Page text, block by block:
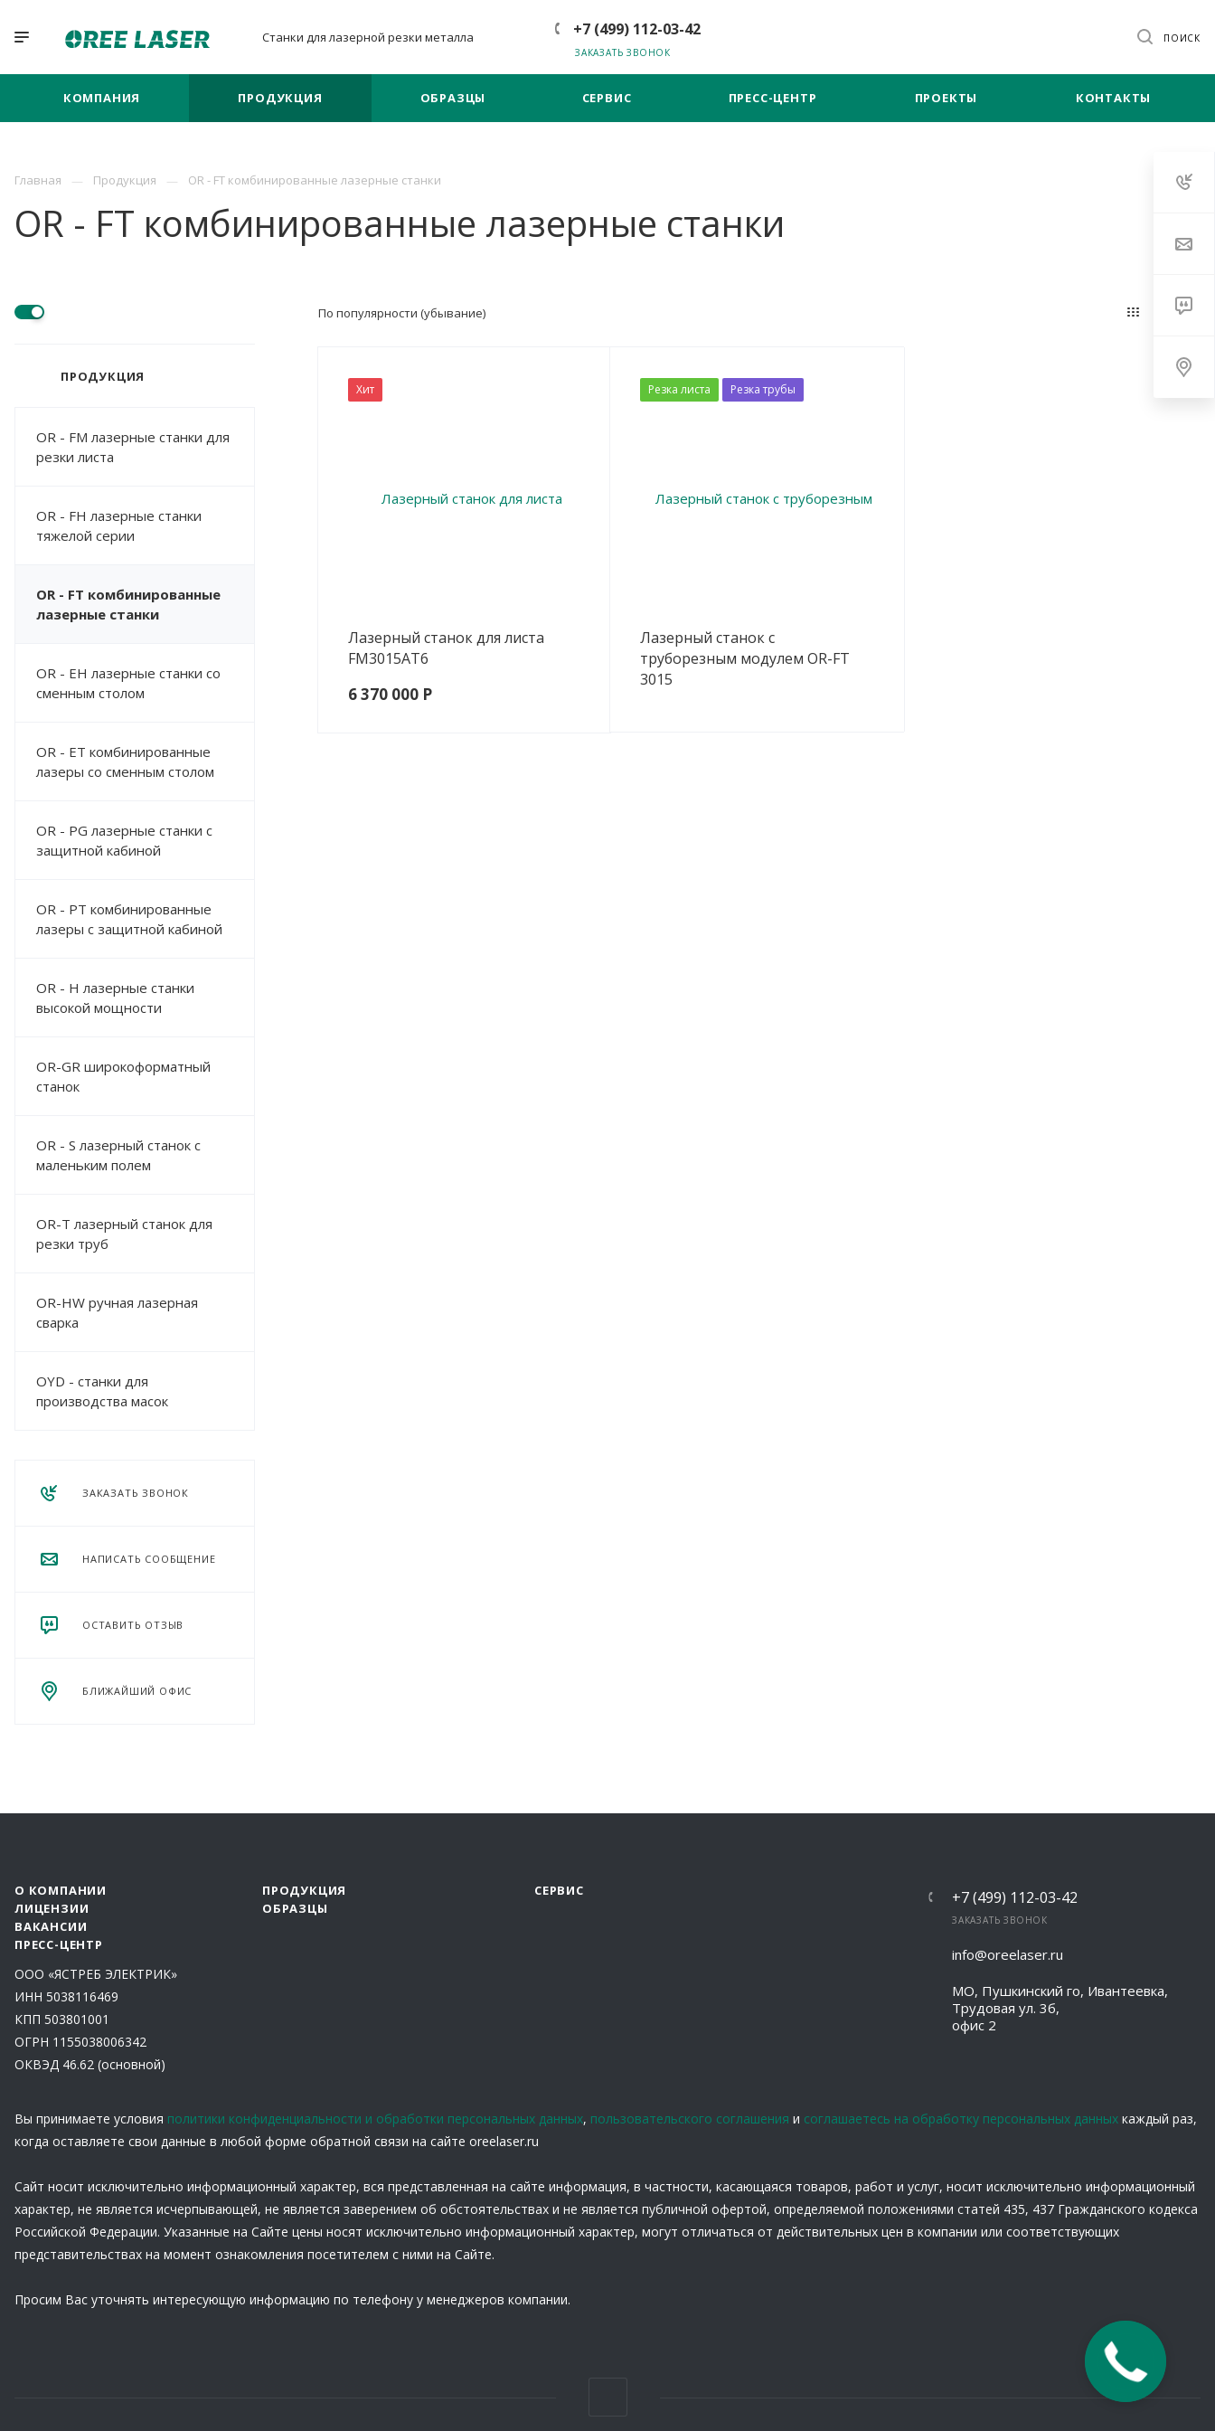
Станки для лазерной резки металла +7 (499) 112-03-42
ЗАКАЗАТЬ ЗВОНОК
ПОИСК
КОМПАНИЯ ПРОДУКЦИЯ ОБРАЗЦЫ СЕРВИС ПРЕСС-ЦЕНТР ПРОЕКТЫ КОНТАКТЫ
Главная Продукция OR - FT комбинированные лазерные станки
OR - FT комбинированные лазерные станки
ПРОДУКЦИЯ
OR - FM лазерные станки для
резки листа
OR - FH лазерные станки
тяжелой серии
OR - FT комбинированные
лазерные станки
OR - EH лазерные станки со
сменным столом
OR - ET комбинированные
лазеры со сменным столом
OR - PG лазерные станки с
защитной кабиной
OR - PT комбинированные
лазеры с защитной кабиной
OR - H лазерные станки
высокой мощности
OR-GR широкоформатный
станок
OR - S лазерный станок с
маленьким полем
OR-T лазерный станок для
резки труб
OR-HW ручная лазерная
сварка
OYD - станки для
производства масок
ЗАКАЗАТЬ ЗВОНОК
НАПИСАТЬ СООБЩЕНИЕ
ОСТАВИТЬ ОТЗЫВ
БЛИЖАЙШИЙ ОФИС
По популярности (убывание)
Хит
Лазерный станок для листа
FM3015AT6
6 370 000 Р
Резка листа Резка трубы
Лазерный станок с
труборезным модулем OR-FТ
3015
О КОМПАНИИ
ЛИЦЕНЗИИ
ВАКАНСИИ
ПРЕСС-ЦЕНТР
ООО «ЯСТРЕБ ЭЛЕКТРИК»
ИНН 5038116469
КПП 503801001
ОГРН 1155038006342
ОКВЭД 46.62 (основной)
ПРОДУКЦИЯ
ОБРАЗЦЫ
СЕРВИС +7 (499) 112-03-42
ЗАКАЗАТЬ ЗВОНОК
info@oreelaser.ru
МО, Пушкинский го, Ивантеевка,
Трудовая ул. 3б,
офис 2
Вы принимаете условия политики конфиденциальности и обработки персональных данных, пользовательского соглашения и соглашаетесь на обработку персональных данных каждый раз,
когда оставляете свои данные в любой форме обратной связи на сайте oreelaser.ru
Сайт носит исключительно информационный характер, вся представленная на сайте информация, в частности, касающаяся товаров, работ и услуг, носит исключительно информационный
характер, не является исчерпывающей, не является заверением об обстоятельствах и не является публичной офертой, определяемой положениями статей 435, 437 Гражданского кодекса
Российской Федерации. Указанные на Сайте цены носят исключительно информационный характер, могут отличаться от действительных цен в компании или соответствующих
представительствах на момент ознакомления посетителем с ними на Сайте.
Просим Вас уточнять интересующую информацию по телефону у менеджеров компании.